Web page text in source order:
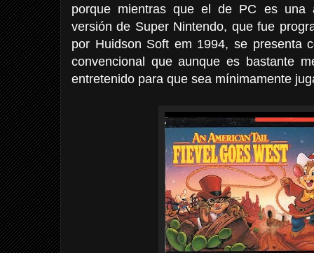
porque mientras que el de PC es una
versión de Super Nintendo, que fue
por Huidson Soft em 1994, se presenta
convencional que aunque es bastante
entretenido para que sea mínimamente